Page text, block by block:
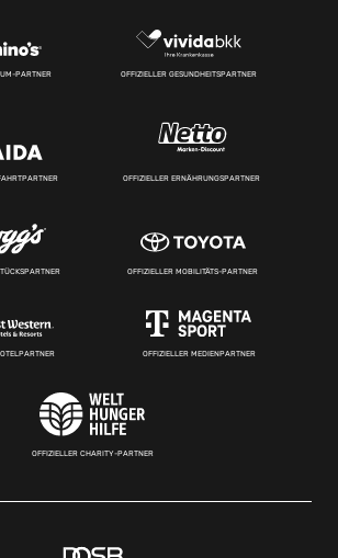
PARTNER OFFIZIELLER GESUNDHEITSPARTNER
OFFIZIELLER ERNÄHRUNGSPARTNER
OFFIZIELLER MOBILITÄTS-PARTNER
OFFIZIELLER MEDIENPARTNER
OFFIZIELLER CHARITY-PARTNER